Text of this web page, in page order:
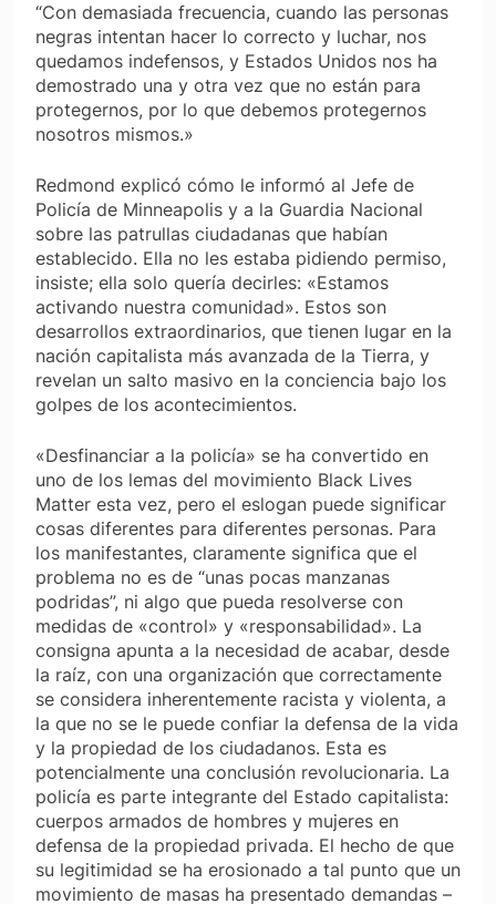
“Con demasiada frecuencia, cuando las personas
negras intentan hacer lo correcto y luchar, nos
quedamos indefensos, y Estados Unidos nos ha
demostrado una y otra vez que no están para
protegernos, por lo que debemos protegernos
nosotros mismos.»
Redmond explicó cómo le informó al Jefe de
Policía de Minneapolis y a la Guardia Nacional
sobre las patrullas ciudadanas que habían
establecido. Ella no les estaba pidiendo permiso,
insiste; ella solo quería decirles: «Estamos
activando nuestra comunidad». Estos son
desarrollos extraordinarios, que tienen lugar en la
nación capitalista más avanzada de la Tierra, y
revelan un salto masivo en la conciencia bajo los
golpes de los acontecimientos.
«Desfinanciar a la policía» se ha convertido en
uno de los lemas del movimiento Black Lives
Matter esta vez, pero el eslogan puede significar
cosas diferentes para diferentes personas. Para
los manifestantes, claramente significa que el
problema no es de “unas pocas manzanas
podridas”, ni algo que pueda resolverse con
medidas de «control» y «responsabilidad». La
consigna apunta a la necesidad de acabar, desde
la raíz, con una organización que correctamente
se considera inherentemente racista y violenta, a
la que no se le puede confiar la defensa de la vida
y la propiedad de los ciudadanos. Esta es
potencialmente una conclusión revolucionaria. La
policía es parte integrante del Estado capitalista:
cuerpos armados de hombres y mujeres en
defensa de la propiedad privada. El hecho de que
su legitimidad se ha erosionado a tal punto que un
movimiento de masas ha presentado demandas –